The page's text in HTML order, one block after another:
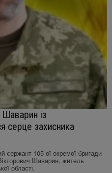
із
серце захисника
сержант 105-ої окремої бригади
Шаварин, житель
області.